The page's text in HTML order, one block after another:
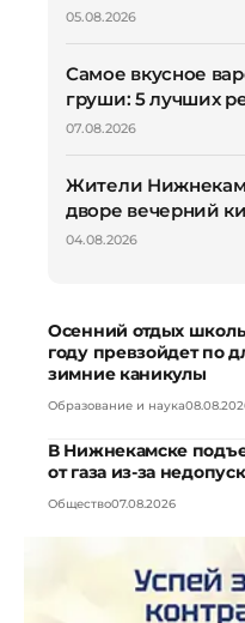
05.08.2026
Самое вкусное
груши: 5 лучших
07.08.2026
Жители
дворе вечерний
04.08.2026
Осенний отдых
году превзойдет по
зимние каникулы
Образование и наука
В Нижнекамске
от газа из-за
Общество07.08.2026